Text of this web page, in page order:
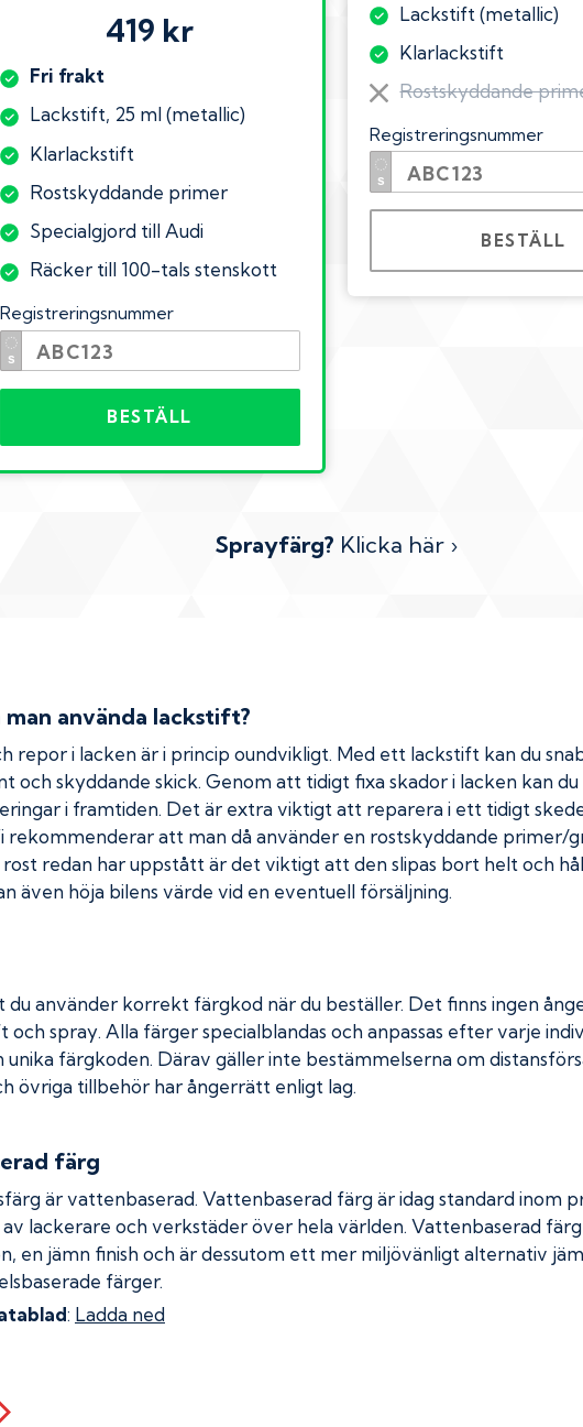
419 kr
Fri frakt
Lackstift, 25 ml (metallic)
Klarlackstift
Rostskyddande primer
Specialgjord till Audi
Räcker till 100-tals stenskott
Registreringsnummer
BESTÄLL
Lackstift (metallic)
Klarlackstift
Rostskyddande
Registreringsnummer
BESTÄLL
Sprayfärg? Klicka här ›
använda lackstift?
repor i lacken är i princip oundvikligt. Med ett lackstift kan du
och skyddande skick. Genom att tidigt fixa skador i lacken kan
i framtiden. Det är extra viktigt att reparera i ett tidigt
rekommenderar att man då använder en rostskyddande primer/
redan har uppstått är det viktigt att den slipas bort helt och
även höja bilens värde vid en eventuell försäljning.
du använder korrekt färgkod när du beställer. Det finns ingen
och spray. Alla färger specialblandas och anpassas efter varje
unika färgkoden. Därav gäller inte bestämmelserna om
övriga tillbehör har ångerrätt enligt lag.
färg
är vattenbaserad. Vattenbaserad färg är idag standard inom
av lackerare och verkstäder över hela världen. Vattenbaserad
en jämn finish och är dessutom ett mer miljövänligt alternativ
färger.
: Ladda ned